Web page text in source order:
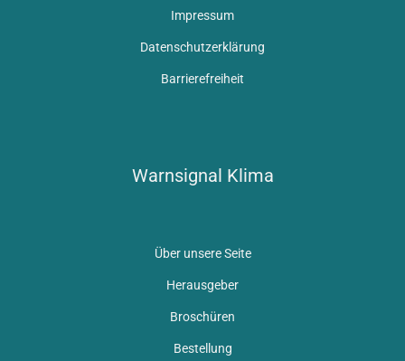
Impressum
Datenschutzerklärung
Barrierefreiheit
Warnsignal Klima
Über unsere Seite
Herausgeber
Broschüren
Bestellung